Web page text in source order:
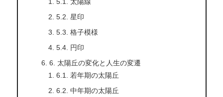
5.2. 星印
5.3. 格子模様
5.4. 円印
6. 太陽丘の変化と人生の変遷
6.1. 若年期の太陽丘
6.2. 中年期の太陽丘